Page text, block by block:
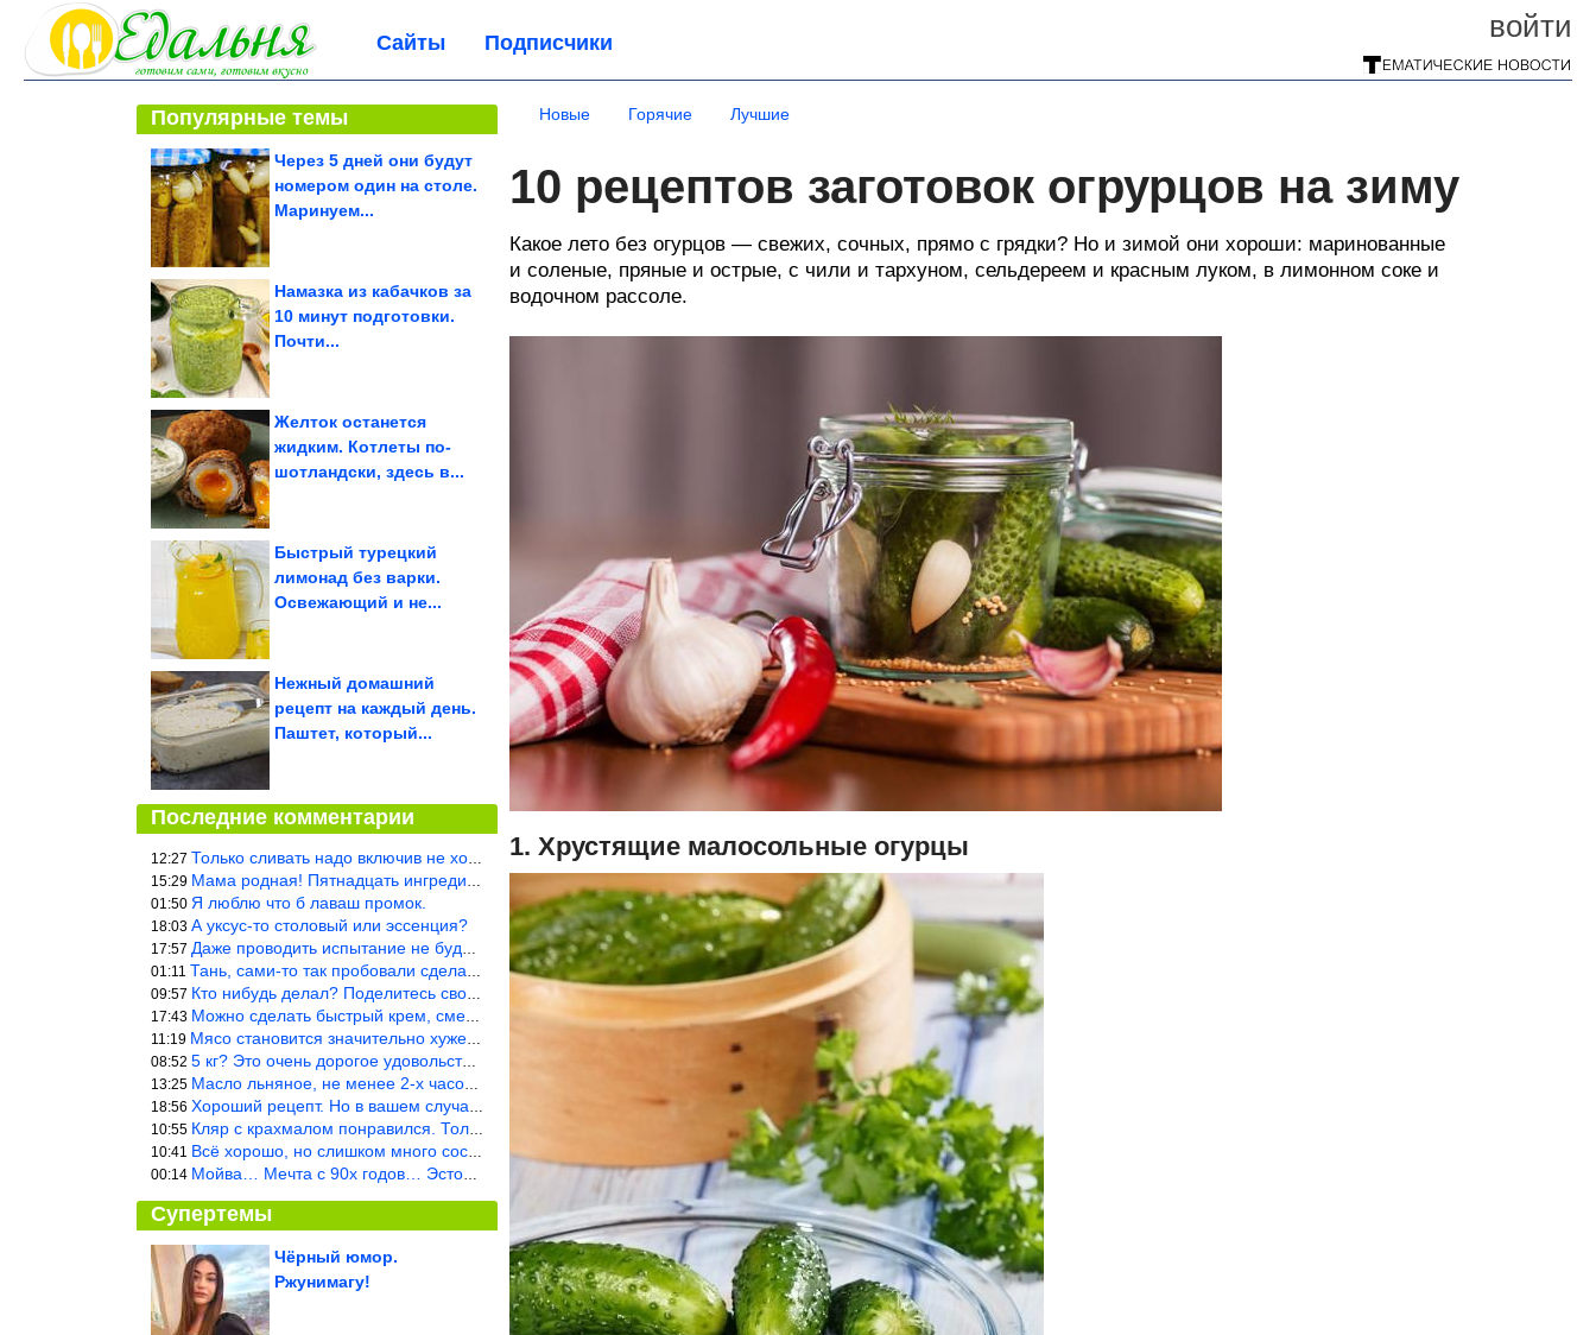
войти
Сайты Подписчики
Популярные темы
Через 5 дней они будут
номером один на столе.
Маринуем...
Намазка из кабачков за
10 минут подготовки.
Почти...
Желток останется
жидким. Котлеты по-
шотландски, здесь в...
Быстрый турецкий
лимонад без варки.
Освежающий и не...
Нежный домашний
рецепт на каждый день.
Паштет, который...
Последние комментарии
12:27 Только сливать надо включив не холодную, а ГОРЯЧУЮ воду. Трубы в
15:29 Мама родная! Пятнадцать ингредиентов на пирожок!!!
01:50 Я люблю что б лаваш промок.
18:03 А уксус-то столовый или эссенция?
17:57 Даже проводить испытание не буду — в воду и потом быстро в раска
01:11 Тань, сами-то так пробовали сделать? Ерунда же получится. Нет, с
09:57 Кто нибудь делал? Поделитесь своими результатами!!!
17:43 Можно сделать быстрый крем, смешав 2 банки вареной сгущенки со с
11:19 Мясо становится значительно хуже, когда долго лежит в морозилке
08:52 5 кг? Это очень дорогое удовольствие, исходя из цен на эту ягоду
13:25 Масло льняное, не менее 2-х часов. Писать надо по делу и подробн
18:56 Хороший рецепт. Но в вашем случае шницель получится парено-варен
10:55 Кляр с крахмалом понравился. Только я бы в воду добавил бы молок
10:41 Всё хорошо, но слишком много составляющих.
00:14 Мойва… Мечта с 90х годов… Эстония
Супертемы
Чёрный юмор.
Ржунимагу!
Приколы в стиле «Когда
Новые Горячие Лучшие
10 рецептов заготовок огрурцов на зиму
Какое лето без огурцов — свежих, сочных, прямо с грядки? Но и зимой они хороши: маринованные
и соленые, пряные и острые, с чили и тархуном, сельдереем и красным луком, в лимонном соке и
водочном рассоле.
1. Хрустящие малосольные огурцы